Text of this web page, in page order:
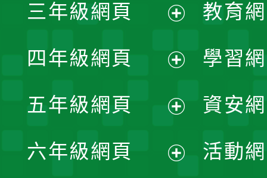
選
單
開
選
單
三年級網頁
開
選
單
四年級網頁
開
選
五年級網頁
開
六年級網頁
教育
學習
資安
活動